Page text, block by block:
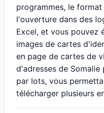
programmes, le
l'ouverture dans des
Excel, et vous pouvez
images de cartes
en page de cartes de
d'adresses de
par lots, vous
télécharger plusieurs